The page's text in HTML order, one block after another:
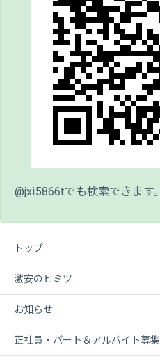
@jxi5866tでも検索できます。
トップ
激安のヒミツ
お知らせ
正社員・パート＆アルバイト募集